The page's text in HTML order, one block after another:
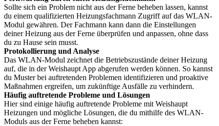
Sollte sich ein Problem nicht aus der Ferne beheben lassen, kannst
du einem qualifizierten Heizungsfachmann Zugriff auf das WLAN-
Modul gewähren. Der Fachmann kann dann die Einstellungen
deiner Heizung aus der Ferne überprüfen und anpassen, ohne dass
du zu Hause sein musst.
Protokollierung und Analyse
Das WLAN-Modul zeichnet die Betriebszustände deiner Heizung
auf, die in der Weishaupt App abgerufen werden können. So kannst
du Muster bei auftretenden Problemen identifizieren und proaktive
Maßnahmen ergreifen, um zukünftige Ausfälle zu verhindern.
Häufig auftretende Probleme und Lösungen
Hier sind einige häufig auftretende Probleme mit Weishaupt
Heizungen und mögliche Lösungen, die du mithilfe des WLAN-
Moduls aus der Ferne beheben kannst: